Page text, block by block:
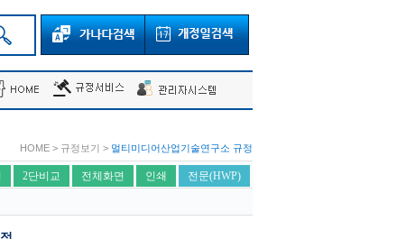
HOME > 규정보기 > 멀티미디어산업기술연구소 규정
2단비교 전체화면 인쇄 전문(HWP)